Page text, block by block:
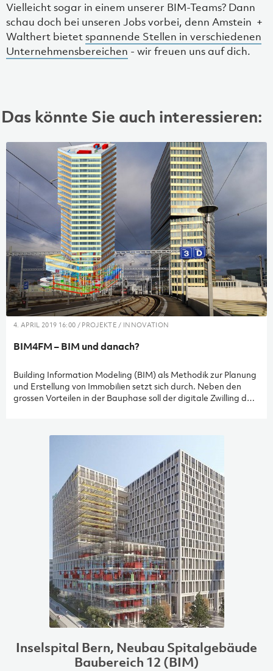
Vielleicht sogar in einem unserer BIM-Teams? Dann
schau doch bei unseren Jobs vorbei, denn Amstein +
Walthert bietetspannende Stellen in verschiedenen
Unternehmensbereichen - wir freuen uns auf dich.
Das könnte Sie auch interessieren:
4. APRIL 2019 16:00 / PROJEKTE / INNOVATION
BIM4FM – BIM und danach?
Building Information Modeling (BIM) als Methodik zur Planung
und Erstellung von Immobilien setzt sich durch. Neben den
grossen Vorteilen in der Bauphase soll der digitale Zwilling der
Inselspital Bern, Neubau Spitalgebäude
Baubereich 12 (BIM)